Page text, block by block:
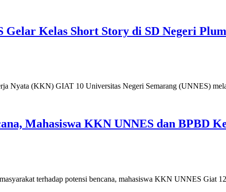
Kelas Short Story di SD Negeri
Nyata (KKN) GIAT 10 Universitas Negeri Semarang (UNNES)
Mahasiswa KKN UNNES dan BPBD
terhadap potensi bencana, mahasiswa KKN UNNES Giat